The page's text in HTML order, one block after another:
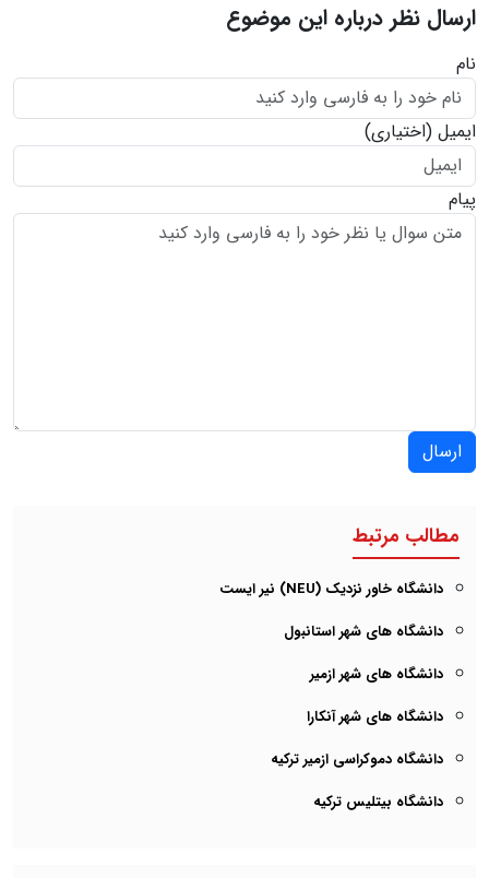
ارسال نظر درباره این موضوع
نام
ایمیل (اختیاری)
پیام
ارسال
مطالب مرتبط
دانشگاه خاور نزدیک (NEU) نیر ایست
دانشگاه های شهر استانبول
دانشگاه های شهر ازمیر
دانشگاه های شهر آنکارا
دانشگاه دموکراسی ازمیر ترکیه
دانشگاه بیتلیس ترکیه